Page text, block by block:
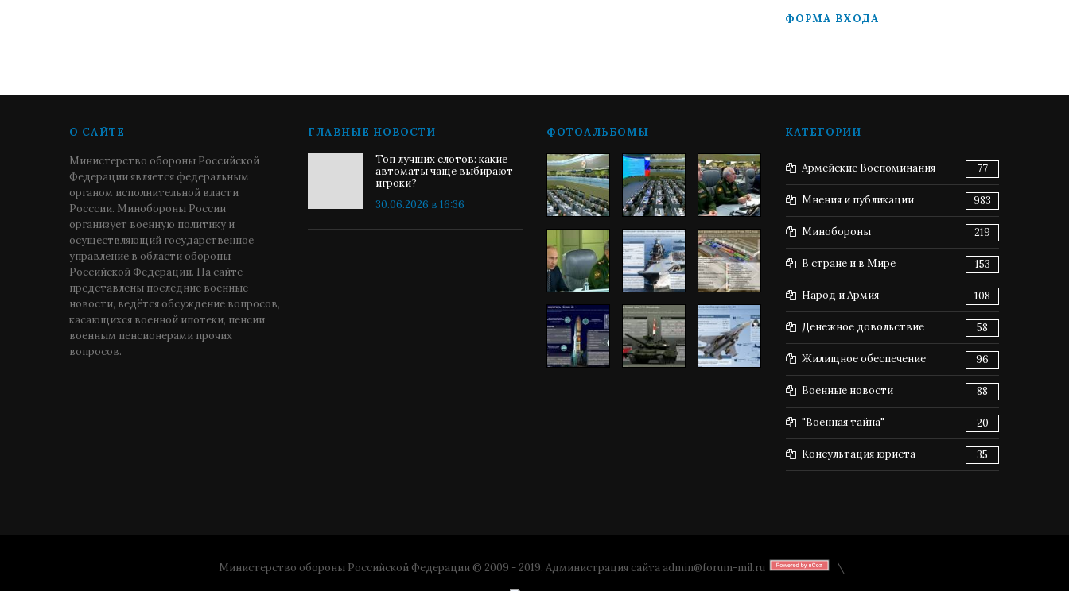
ФОРМА ВХОДА
О САЙТЕ
Министерство обороны Российской
Федерации является федеральным
органом исполнительной власти
Росссии. Минобороны России
организует военную политику и
осуществляющий государственное
управление в области обороны
Российской Федерации. На сайте
представлены последние военные
новости, ведётся обсуждение вопросов,
касающихся военной ипотеки, пенсии
военным пенсионерами прочих
вопросов.
ГЛАВНЫЕ НОВОСТИ
Топ лучших слотов: какие
автоматы чаще выбирают
игроки?
30.06.2026 в 16:36
ФОТОАЛЬБОМЫ КАТЕГОРИИ
Армейские Воспоминания 77
Мнения и публикации 983
Минобороны 219
В стране и в Мире 153
Народ и Армия 108
Денежное довольствие 58
Жилищное обеспечение 96
Военные новости 88
"Военная тайна" 20
Консультация юриста 35
Министерство обороны Российской Федерации © 2009 - 2019. Администрация сайта admin@forum-mil.ru